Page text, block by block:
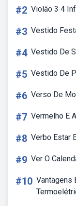
#2 Violão 3 4
#3 Vestido
#4 Vestido De
#5 Vestido De
#6 Verso De
#7 Vermelho E
#8 Verbo Estar
#9 Ver O
#10 Vantagens